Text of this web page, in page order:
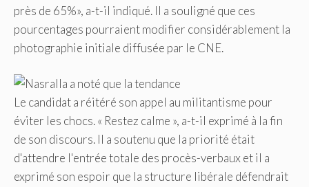
près de 65%», a-t-il indiqué. Il a souligné que ces
pourcentages pourraient modifier considérablement la
photographie initiale diffusée par le CNE.
Le candidat a réitéré son appel au militantisme pour
éviter les chocs. « Restez calme », a-t-il exprimé à la fin
de son discours. Il a soutenu que la priorité était
d'attendre l'entrée totale des procès-verbaux et il a
exprimé son espoir que la structure libérale défendrait